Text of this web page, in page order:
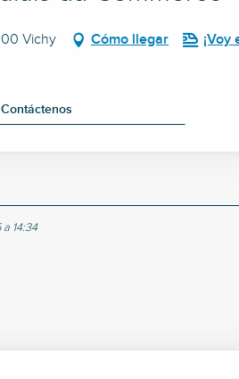
Vichy Cómo llegar ¡Voy
Contáctenos
14:34